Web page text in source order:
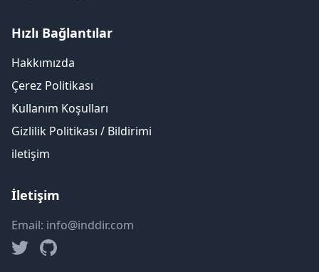
Hızlı Bağlantılar
Hakkımızda
Çerez Politikası
Kullanım Koşulları
Gizlilik Politikası / Bildirimi
iletişim
İletişim
Email: info@inddir.com